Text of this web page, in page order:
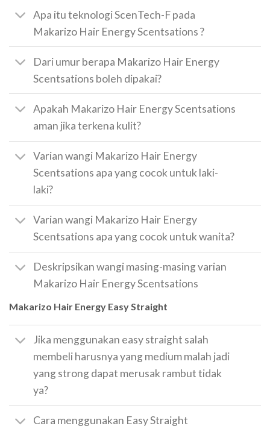
Apa itu teknologi ScenTech-F pada
Makarizo Hair Energy Scentsations ?
Dari umur berapa Makarizo Hair Energy
Scentsations boleh dipakai?
Apakah Makarizo Hair Energy Scentsations
aman jika terkena kulit?
Varian wangi Makarizo Hair Energy
Scentsations apa yang cocok untuk laki-
laki?
Varian wangi Makarizo Hair Energy
Scentsations apa yang cocok untuk wanita?
Deskripsikan wangi masing-masing varian
Makarizo Hair Energy Scentsations
Makarizo Hair Energy Easy Straight
Jika menggunakan easy straight salah
membeli harusnya yang medium malah jadi
yang strong dapat merusak rambut tidak
ya?
Cara menggunakan Easy Straight